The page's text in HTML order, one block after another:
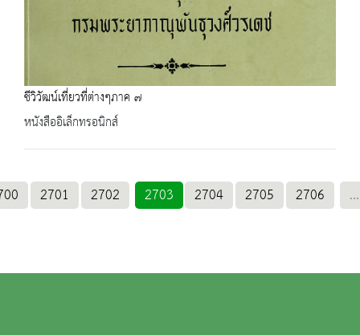
ชีวิวัฒน์เที่ยวที่ต่างๆภาค ๗
หนังสืออิเล็กทรอนิกส์
2701 2702 2703 2704 2705 2706 ...